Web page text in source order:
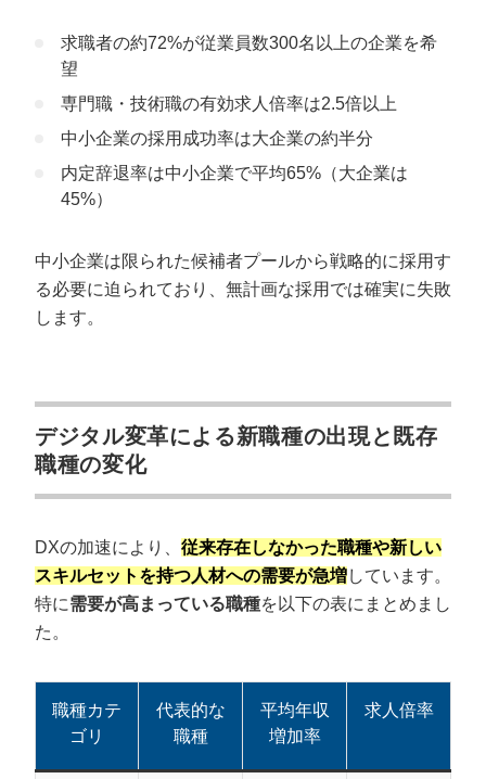
求職者の約72%が従業員数300名以上の企業を希
望
専門職・技術職の有効求人倍率は2.5倍以上
中小企業の採用成功率は大企業の約半分
内定辞退率は中小企業で平均65%（大企業は
45%）
中小企業は限られた候補者プールから戦略的に採用す
る必要に迫られており、無計画な採用では確実に失敗
します。
デジタル変革による新職種の出現と既存
職種の変化
DXの加速により、 従来存在しなかった職種や新しい
スキルセットを持つ人材への需要が急増しています。
特に需要が高まっている職種を以下の表にまとめまし
た。
職種カテ
ゴリ
代表的な
職種
平均年収
増加率
求人倍率